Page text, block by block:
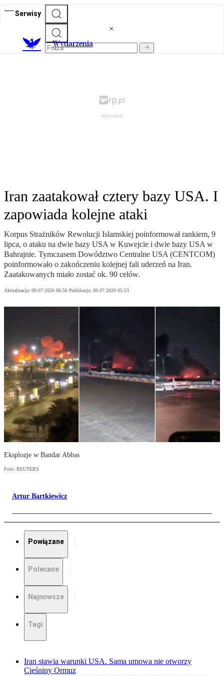
Serwisy
Wydarzenia
Iran zaatakował cztery bazy USA. I
zapowiada kolejne ataki
Korpus Strażników Rewolucji Islamskiej poinformował rankiem, 9
lipca, o ataku na dwie bazy USA w Kuwejcie i dwie bazy USA w
Bahrajnie. Tymczasem Dowództwo Centralne USA (CENTCOM)
poinformowało o zakończeniu kolejnej fali uderzeń na Iran.
Zaatakowanych miało zostać ok. 90 celów.
Aktualizacja: 09.07.2026 06:56 Publikacja: 09.07.2026 05:13
Eksplozje w Bandar Abbas
Foto: REUTERS
Artur Bartkiewicz
Powiązane
Polecane
Najnowsze
Tagi
Iran stawia warunki USA. Sama umowa nie otworzy
Cieśniny Ormuz